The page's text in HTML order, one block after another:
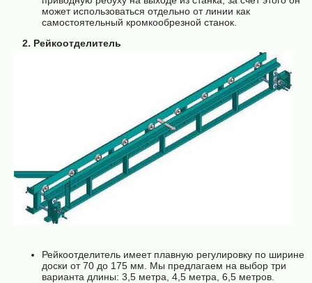
может использоваться отдельно от линии как
самостоятельный кромкообрезной станок.
2. Рейкоотделитель
Рейкоотделитель имеет плавную регулировку по ширине
доски от 70 до 175 мм. Мы предлагаем на выбор три
варианта длины: 3,5 метра, 4,5 метра, 6,5 метров.